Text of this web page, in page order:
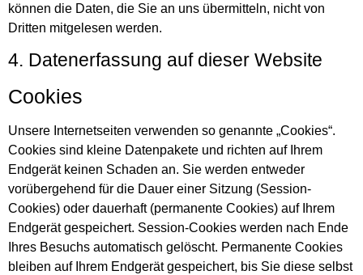
können die Daten, die Sie an uns übermitteln, nicht von
Dritten mitgelesen werden.
4. Datenerfassung auf dieser Website
Cookies
Unsere Internetseiten verwenden so genannte „Cookies“.
Cookies sind kleine Datenpakete und richten auf Ihrem
Endgerät keinen Schaden an. Sie werden entweder
vorübergehend für die Dauer einer Sitzung (Session-
Cookies) oder dauerhaft (permanente Cookies) auf Ihrem
Endgerät gespeichert. Session-Cookies werden nach Ende
Ihres Besuchs automatisch gelöscht. Permanente Cookies
bleiben auf Ihrem Endgerät gespeichert, bis Sie diese selbst